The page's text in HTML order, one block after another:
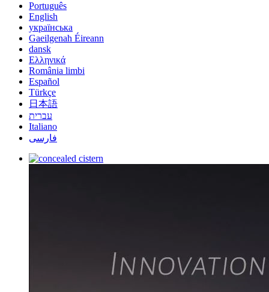
Português
English
українська
Gaeilgenah Éireann
dansk
Ελληνικά
România limbi
Español
Türkçe
日本語
עברית
Italiano
فارسی